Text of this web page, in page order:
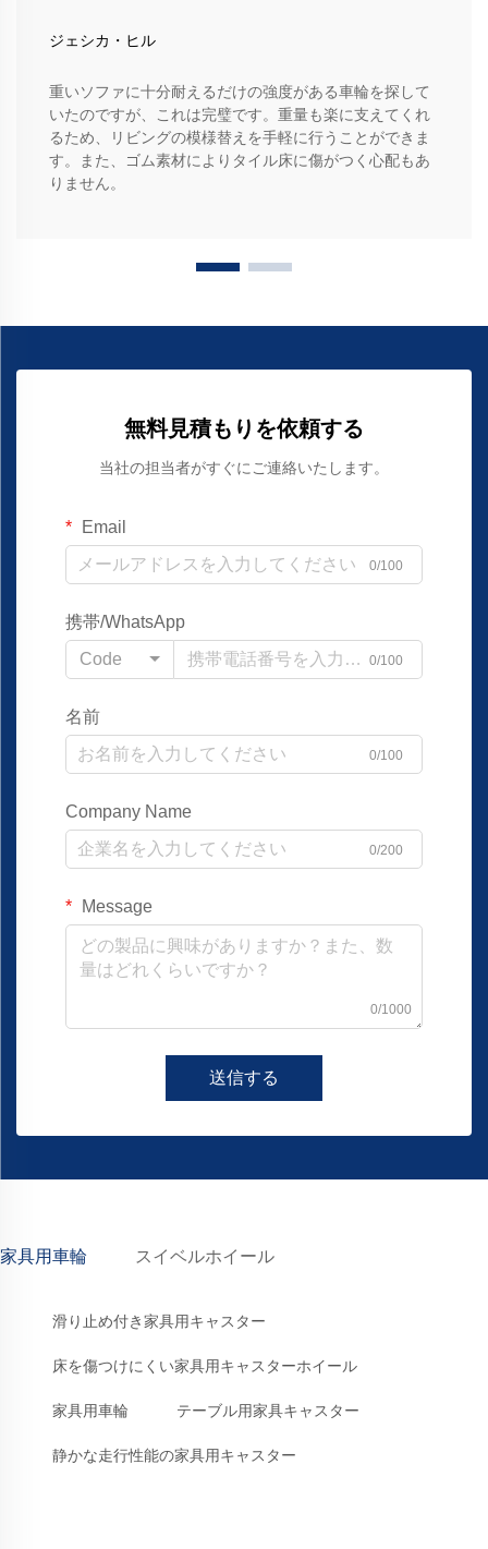
ジェシカ・ヒル
重いソファに十分耐えるだけの強度がある車輪を探して
いたのですが、これは完璧です。重量も楽に支えてくれ
るため、リビングの模様替えを手軽に行うことができま
す。また、ゴム素材によりタイル床に傷がつく心配もあ
りません。
無料見積もりを依頼する
当社の担当者がすぐにご連絡いたします。
Email
0/100
携帯/WhatsApp
Code
0/100
名前
0/100
Company Name
0/200
Message
0/1000
送信する
家具用車輪 スイベルホイール
滑り止め付き家具用キャスター
床を傷つけにくい家具用キャスターホイール
家具用車輪 テーブル用家具キャスター
静かな走行性能の家具用キャスター